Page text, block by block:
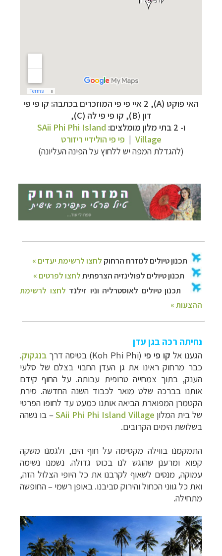
האי פוקט (A), 2 איי פי פי המוזכרים בכתבה:
קו פי פי
דון (
B), קו פי פי לה (C)
,
ו- 2 בתי מלון מומלצים:
SAii Phi Phi Island
Village
| פי פי הולידיי ריזורט
(להגדלת המפה יש ללחוץ על הפינה העליונה)
תכנון טיולים למזרח הרחוקלחצו לרשימת יעדים »
תכנוןטיולים לפולינזיה הצרפתית
תכנוןטיולים לאוסטרליה וניו זילנד לחצו לרשימת
ההצעות »
נחיתה רכה בגן עדן
הגענו אל קו פי פי (
Koh Phi Phi) בטיסה דרך בנגקוק.
כבר מרחוק ראינו את גן העדן החבוי בצלם של סלעי
הענק, בתוך צמחייה טרופית עבותה. על החוף קידם
אותנו בברכה שלט מואר לכבוד השנה החדשה. סירת
הקטמרן המפוארת הביאה אותנו כמעט עד לחופו הפרטי
של בית המלון SAii Phi Phi Island Village
– בו נשהה
בשלושת הימים הקרובים.
התמקמנו בווילה מקסימה על חוף הים, ולגמנו משקה
קפוא ומרענן שהוגש לנו בכוס גדולה. נשמנו נשימה
עמוקה, מנסים לשאוף לקרבנו את כל היופי הצלול הזה,
ואת כל גווני הכחול והירוק סביבנו. באופן רשמי – החופשה
מתחילה.